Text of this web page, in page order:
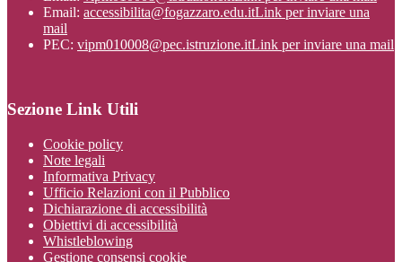
Email: accessibilita@fogazzaro.edu.itLink per inviare una
mail
PEC: vipm010008@pec.istruzione.itLink per inviare una mail
Sezione Link Utili
Cookie policy
Note legali
Informativa Privacy
Ufficio Relazioni con il Pubblico
Dichiarazione di accessibilità
Obiettivi di accessibilità
Whistleblowing
Gestione consensi cookie